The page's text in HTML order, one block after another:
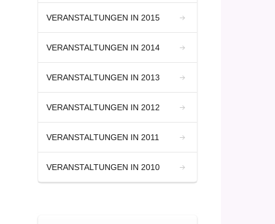
VERANSTALTUNGEN IN 2015
VERANSTALTUNGEN IN 2014
VERANSTALTUNGEN IN 2013
VERANSTALTUNGEN IN 2012
VERANSTALTUNGEN IN 2011
VERANSTALTUNGEN IN 2010